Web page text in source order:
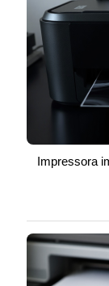
Impressora